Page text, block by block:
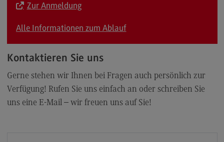
Zur Anmeldung
Alle Informationen zum Ablauf
Kontaktieren Sie uns
Gerne stehen wir Ihnen bei Fragen auch persönlich zur
Verfügung! Rufen Sie uns einfach an oder schreiben Sie
uns eine E-Mail – wir freuen uns auf Sie!